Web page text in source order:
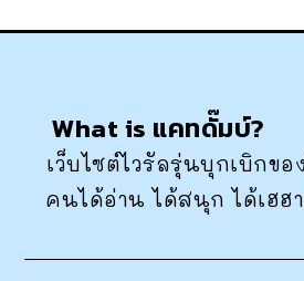
What is แคทดั๊มบ์?
เว็บไซต์ไวรัลรุ่นบุกเบิกข
คนได้อ่าน ได้สนุก ได้เฮฮา